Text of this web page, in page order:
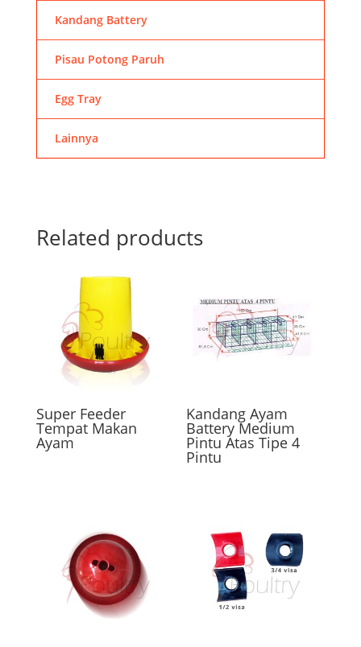
Kandang Battery
Pisau Potong Paruh
Egg Tray
Lainnya
Related products
Super Feeder
Tempat Makan
Ayam
Kandang Ayam
Battery Medium
Pintu Atas Tipe 4
Pintu